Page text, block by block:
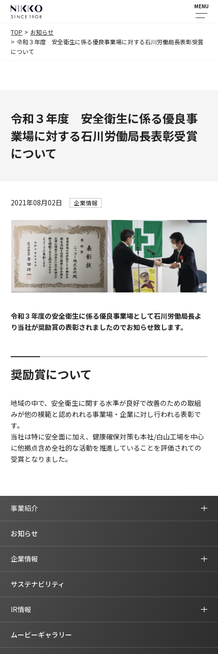
MENU
TOP
お知らせ
令和３年度 安全衛生に係る優良事業場に対する石川労働局長表彰受賞
について
令和３年度 安全衛生に係る優良事
業場に対する石川労働局長表彰受賞
について
2021年08月02日 企業情報
令和３年度の安全衛生に係る優良事業場として石川労働局長よ
り当社が奨励賞の表彰されましたのでお知らせ致します。
奨励賞について
地域の中で、安全衛生に関する水準が良好で改善のための取組
みが他の模範と認めれれる事業場・企業に対し行われる表彰で
す。
当社は特に安全面に加え、健康確保対策も本社/白山工場を中心
に他拠点含め全社的な活動を推進していることを評価されての
受賞となりました。
事業紹介
お知らせ
企業情報
サステナビリティ
IR情報
ムービーギャラリー